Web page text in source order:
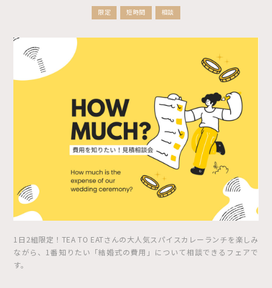
限定 短時間 相談
1日2組限定！TEA TO EATさんの大人気スパイスカレーランチを楽しみ
ながら、1番知りたい「結婚式の費用」について相談できるフェアで
す。